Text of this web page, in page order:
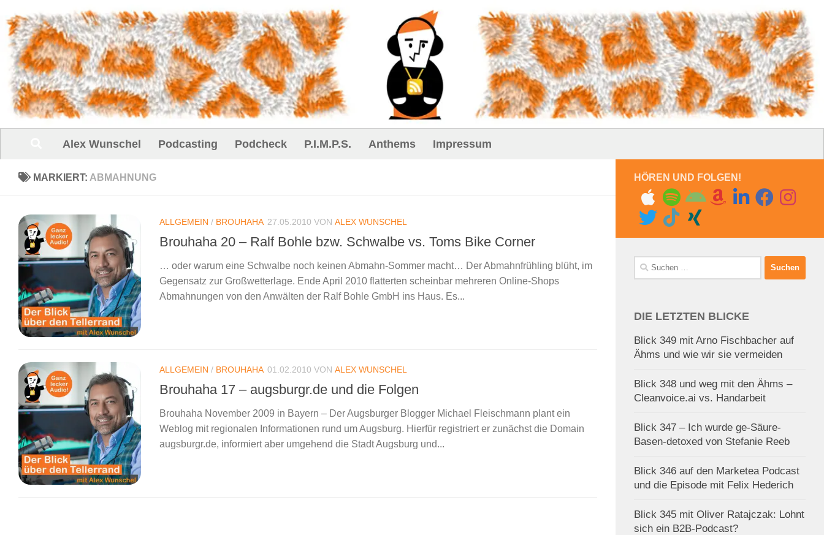
Unter dem Inhalt
Alex Wunschel Podcasting Podcheck P.I.M.P.S. Anthems Impressum
MARKIERT: ABMAHNUNG
ALLGEMEIN / BROUHAHA 27.05.2010 VON ALEX WUNSCHEL
Brouhaha 20 – Ralf Bohle bzw. Schwalbe vs. Toms Bike Corner
… oder warum eine Schwalbe noch keinen Abmahn-Sommer macht… Der Abmahnfrühling blüht, im
Gegensatz zur Großwetterlage. Ende April 2010 flatterten scheinbar mehreren Online-Shops
Abmahnungen von den Anwälten der Ralf Bohle GmbH ins Haus. Es...
ALLGEMEIN / BROUHAHA 01.02.2010 VON ALEX WUNSCHEL
Brouhaha 17 – augsburgr.de und die Folgen
Brouhaha November 2009 in Bayern – Der Augsburger Blogger Michael Fleischmann plant ein
Weblog mit regionalen Informationen rund um Augsburg. Hierfür registriert er zunächst die Domain
augsburgr.de, informiert aber umgehend die Stadt Augsburg und...
HÖREN UND FOLGEN!
Suchen
nach:
DIE LETZTEN BLICKE
Blick 349 mit Arno Fischbacher auf
Ähms und wie wir sie vermeiden
Blick 348 und weg mit den Ähms –
Cleanvoice.ai vs. Handarbeit
Blick 347 – Ich wurde ge-Säure-
Basen-detoxed von Stefanie Reeb
Blick 346 auf den Marketea Podcast
und die Episode mit Felix Hederich
Blick 345 mit Oliver Ratajczak: Lohnt
sich ein B2B-Podcast?